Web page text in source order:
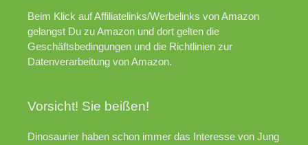
Beim Klick auf Affiliatelinks/Werbelinks von Amazon
gelangst Du zu Amazon und dort gelten die
Geschäftsbedingungen und die Richtlinien zur
Datenverarbeitung von Amazon.
Vorsicht! Sie beißen!
Dinosaurier haben schon immer das Interesse von Jung